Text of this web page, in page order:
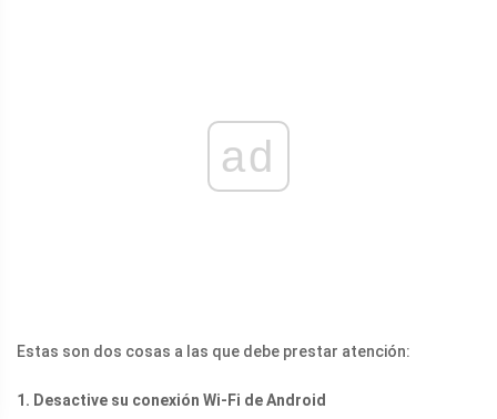
ad
Estas son dos cosas a las que debe prestar atención:
1. Desactive su conexión Wi-Fi de Android